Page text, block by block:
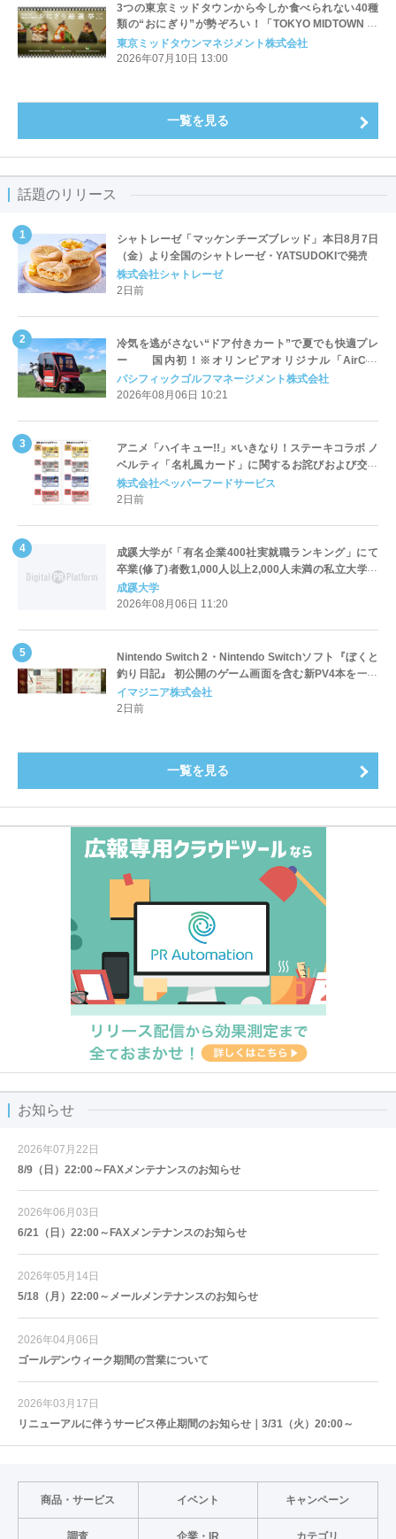
3つの東京ミッドタウンから今しか食べられない40種
類の“おにぎり”が勢ぞろい！「TOKYO MIDTOWN お
にぎり総選挙」開幕
東京ミッドタウンマネジメント株式会社
2026年07月10日 13:00
一覧を見る
話題のリリース
シャトレーゼ「マッケンチーズブレッド」本日8月7日
（金）より全国のシャトレーゼ・YATSUDOKIで発売
株式会社シャトレーゼ
2日前
冷気を逃がさない“ドア付きカート”で夏でも快適プレ
ー 国内初！※オリンピアオリジナル「AirCon
Cart（エアコンカート）」導入 | ＰＧＭ
パシフィックゴルフマネージメント株式会社
2026年08月06日 10:21
アニメ「ハイキュー!!」×いきなり！ステーキコラボ ノ
ベルティ「名札風カード」に関するお詫びおよび交換
対応についてのご案内
株式会社ペッパーフードサービス
2日前
成蹊大学が「有名企業400社実就職ランキング」にて
卒業(修了)者数1,000人以上2,000人未満の私立大学で
全国第1位を獲得！～実就職率は26.5%（前年比＋
4.3pt）に伸長、東京の私立大学でも10位にランクイン
成蹊大学
2026年08月06日 11:20
Nintendo Switch 2・Nintendo Switchソフト『ぼくと
釣り日記』 初公開のゲーム画面を含む新PV4本を一挙
公開！
イマジニア株式会社
2日前
一覧を見る
お知らせ
2026年07月22日
8/9（日）22:00～FAXメンテナンスのお知らせ
2026年06月03日
6/21（日）22:00～FAXメンテナンスのお知らせ
2026年05月14日
5/18（月）22:00～メールメンテナンスのお知らせ
2026年04月06日
ゴールデンウィーク期間の営業について
2026年03月17日
リニューアルに伴うサービス停止期間のお知らせ｜3/31（火）20:00～
商品・サービス イベント キャンペーン
調査 企業・IR カテゴリ